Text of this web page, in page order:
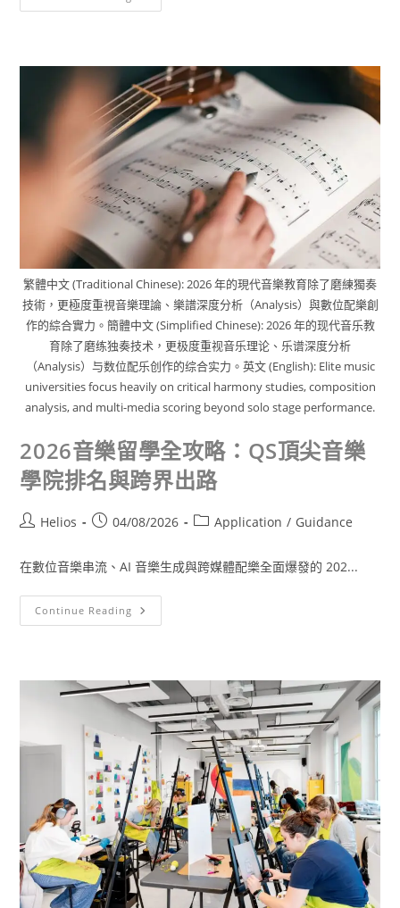
繁體中文 (Traditional Chinese): 2026 年的現代音樂教育除了磨練獨奏
技術，更極度重視音樂理論、樂譜深度分析（Analysis）與數位配樂創
作的綜合實力。簡體中文 (Simplified Chinese): 2026 年的现代音乐教
育除了磨练独奏技术，更极度重视音乐理论、乐谱深度分析
（Analysis）与数位配乐创作的综合实力。英文 (English): Elite music
universities focus heavily on critical harmony studies, composition
analysis, and multi-media scoring beyond solo stage performance.
2026音樂留學全攻略：QS頂尖音樂
學院排名與跨界出路
Helios 04/08/2026 Application / Guidance
在數位音樂串流、AI 音樂生成與跨媒體配樂全面爆發的 202...
Continue Reading